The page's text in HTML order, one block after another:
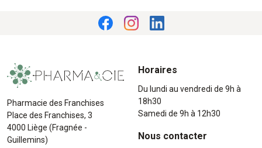
Pharmacie des Franchises
Place des Franchises, 3
4000 Liège (Fragnée -
Guillemins)
Horaires
Du lundi au vendredi de 9h à
18h30
Samedi de 9h à 12h30
Nous contacter